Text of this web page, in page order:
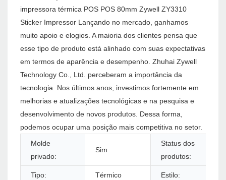
impressora térmica POS POS 80mm Zywell ZY3310
Sticker Impressor Lançando no mercado, ganhamos
muito apoio e elogios. A maioria dos clientes pensa que
esse tipo de produto está alinhado com suas expectativas
em termos de aparência e desempenho. Zhuhai Zywell
Technology Co., Ltd. perceberam a importância da
tecnologia. Nos últimos anos, investimos fortemente em
melhorias e atualizações tecnológicas e na pesquisa e
desenvolvimento de novos produtos. Dessa forma,
podemos ocupar uma posição mais competitiva no setor.
Molde
privado:
Sim
Status dos
produtos:
Tipo: Térmico Estilo: